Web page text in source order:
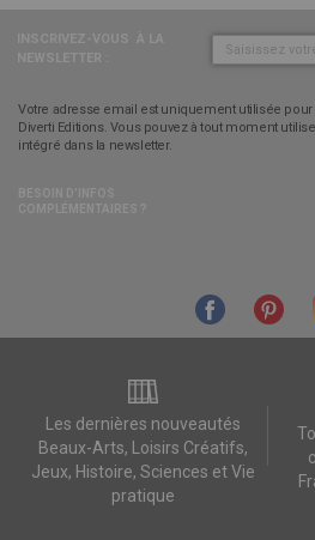
Votre adresse email est uniquement utilisée pour
Diverti Editions. Vous pouvez à tout moment
intégré dans la newsletter.
Les dernières nouveautés
Beaux-Arts, Loisirs Créatifs,
Jeux, Histoire, Sciences et Vie
pratique